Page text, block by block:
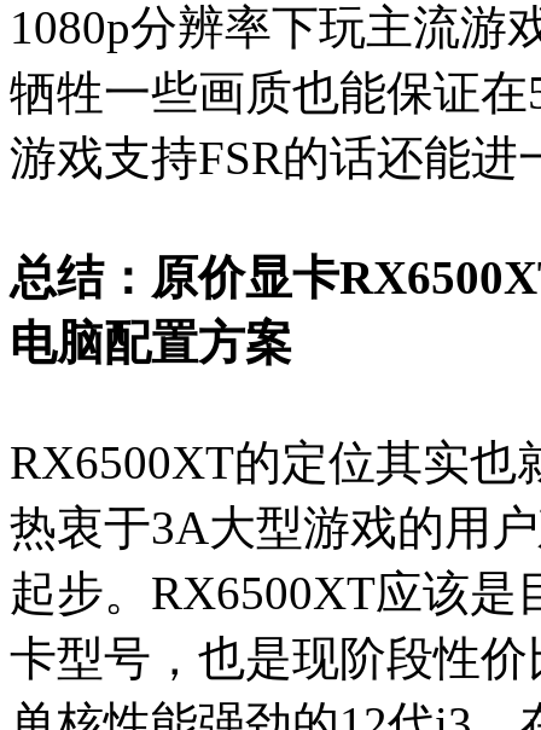
1080p分辨率下玩主流游
牺牲一些画质也能保证
游戏支持FSR的话还能
总结：原价显卡
电脑配置方案
RX6500XT的定位其实
热衷于3A大型游戏的用
起步。RX6500XT应该
卡型号，也是现阶段性